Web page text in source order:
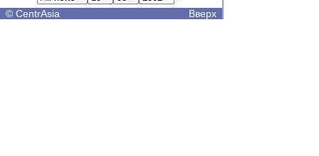
© CentrAsia Вверх